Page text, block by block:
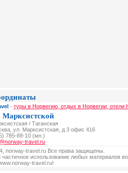
- туры в Норвегию, отдых в Норвегии, отели
/ Таганская
ул. Марксистская, д 3 офис 416
785-88-10 (мн.)
travel.ru
norway-travel.ru Все права защищены.
частичное использование любых материалов
travel.ru!